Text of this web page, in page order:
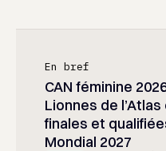
En bref
CAN féminine
Lionnes de
finales et
Mondial 2027